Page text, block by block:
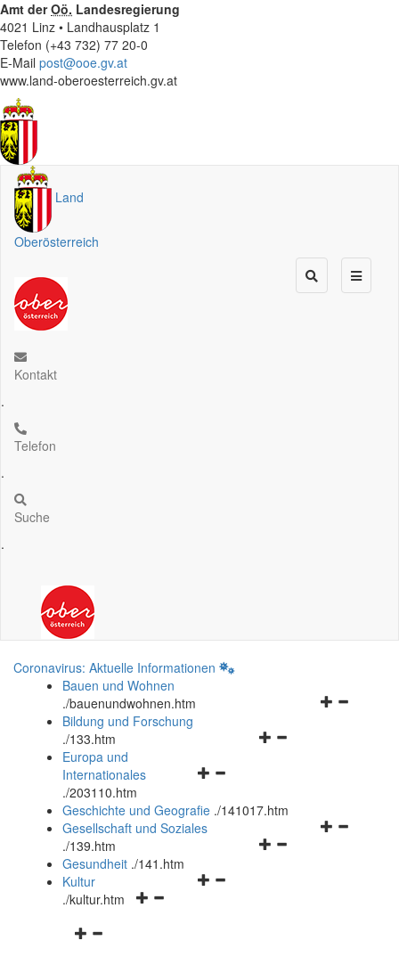
Amt derOö. Landesregierung
4021 Linz • Landhausplatz 1
Telefon (+43 732) 77 20-0
E-Mail post@ooe.gv.at
www.land-oberoesterreich.gv.at
Land
Oberösterreich
Kontakt
.
Telefon
.
Suche
.
Coronavirus: Aktuelle Informationen
Bauen und Wohnen
./bauenundwohnen.htm
Navigationsmenü
Bildung und Forschung
./133.htm
Navigationsmenü
und
schließen
Europa und
Internationales
./203110.htm
Geschichte und Geografie ./141017.htm
Navigationsmenü
Gesellschaft und Soziales
./139.htm
Navigationsmenü
Gesundheit ./141.htm
Navigationsmenü
Kultur
./kultur.htm
Navigationsmenü